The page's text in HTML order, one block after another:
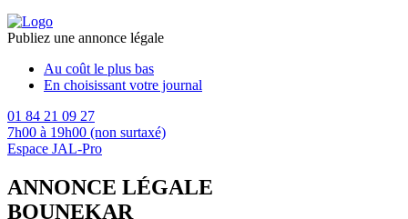
Publiez une annonce légale
Au coût le plus bas
En choisissant votre journal
01 84 21 09 27
7h00 à 19h00 (non surtaxé)
Espace JAL-Pro
ANNONCE LÉGALE
BOUNEKAR